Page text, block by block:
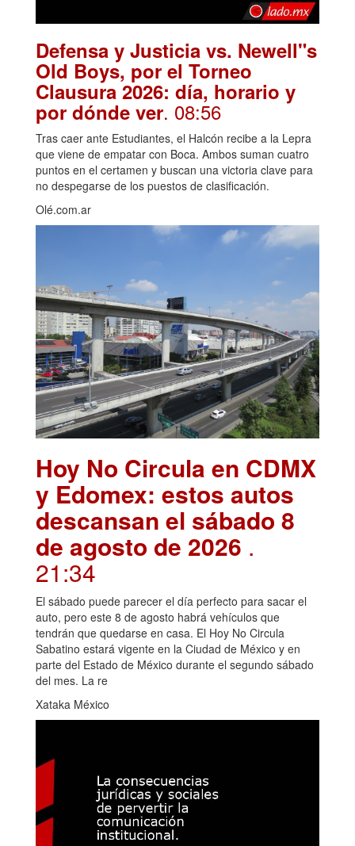
Defensa y Justicia vs. Newell"s
Old Boys, por el Torneo
Clausura 2026: día, horario y
por dónde ver. 08:56
Tras caer ante Estudiantes, el Halcón recibe a la Lepra
que viene de empatar con Boca. Ambos suman cuatro
puntos en el certamen y buscan una victoria clave para
no despegarse de los puestos de clasificación.
Olé.com.ar
Hoy No Circula en CDMX
y Edomex: estos autos
descansan el sábado 8
de agosto de 2026 .
21:34
El sábado puede parecer el día perfecto para sacar el
auto, pero este 8 de agosto habrá vehículos que
tendrán que quedarse en casa. El Hoy No Circula
Sabatino estará vigente en la Ciudad de México y en
parte del Estado de México durante el segundo sábado
del mes. La re
Xataka México